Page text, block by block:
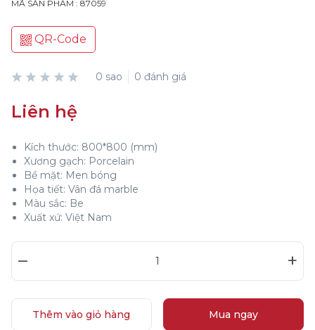
MÃ SẢN PHẨM : 87059
QR-Code
0 sao 0 đánh giá
Liên hệ
Kích thước: 800*800 (mm)
Xương gạch: Porcelain
Bề mặt: Men bóng
Họa tiết: Vân đá marble
Màu sắc: Be
Xuất xứ: Việt Nam
– +
Thêm vào giỏ hàng Mua ngay